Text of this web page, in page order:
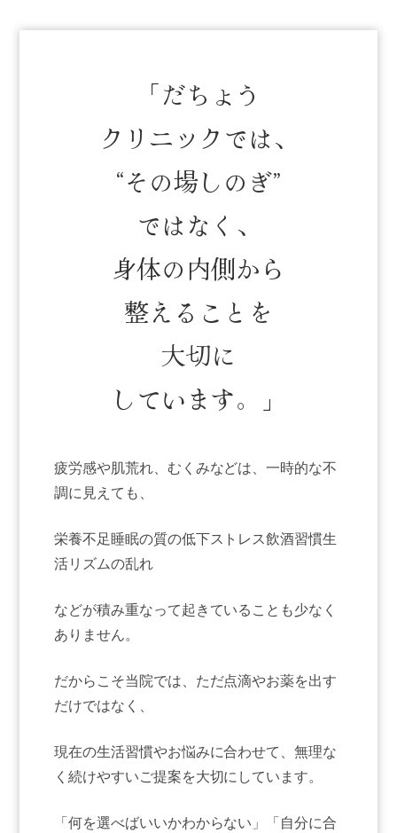
「だちょう
クリニックでは、
“その場しのぎ”
ではなく、
身体の内側から
整えることを
大切に
しています。」
疲労感や肌荒れ、むくみなどは、一時的な不
調に見えても、
栄養不足睡眠の質の低下ストレス飲酒習慣生
活リズムの乱れ
などが積み重なって起きていることも少なく
ありません。
だからこそ当院では、 ただ点滴やお薬を出す
だけではなく、
現在の生活習慣やお悩みに合わせて、無理な
く続けやすいご提案を大切にしています。
「何を選べばいいかわからない」
「自分に合